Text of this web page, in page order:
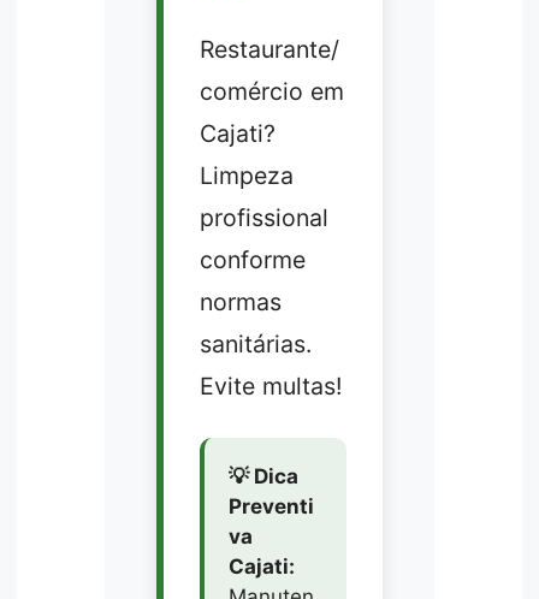
Restaurante/
comércio em
Cajati?
Limpeza
profissional
conforme
normas
sanitárias.
Evite multas!
💡 Dica
Preventi
va
Cajati: